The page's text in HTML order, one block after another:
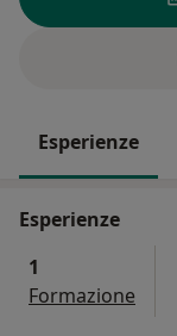
Esperienze
Esperienze
1
Formazione